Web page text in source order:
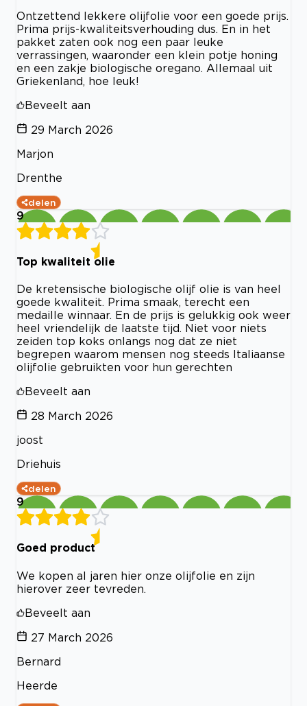
Ontzettend lekkere olijfolie voor een goede prijs.
Prima prijs-kwaliteitsverhouding dus. En in het
pakket zaten ook nog een paar leuke
verrassingen, waaronder een klein potje honing
en een zakje biologische oregano. Allemaal uit
Griekenland, hoe leuk!
Beveelt aan
29 March 2026
Marjon
Drenthe
delen
9
Top kwaliteit olie
De kretensische biologische olijf olie is van heel
goede kwaliteit. Prima smaak, terecht een
medaille winnaar. En de prijs is gelukkig ook weer
heel vriendelijk de laatste tijd. Niet voor niets
zeiden top koks onlangs nog dat ze niet
begrepen waarom mensen nog steeds Italiaanse
olijfolie gebruikten voor hun gerechten
Beveelt aan
28 March 2026
joost
Driehuis
delen
9
Goed product
We kopen al jaren hier onze olijfolie en zijn
hierover zeer tevreden.
Beveelt aan
27 March 2026
Bernard
Heerde